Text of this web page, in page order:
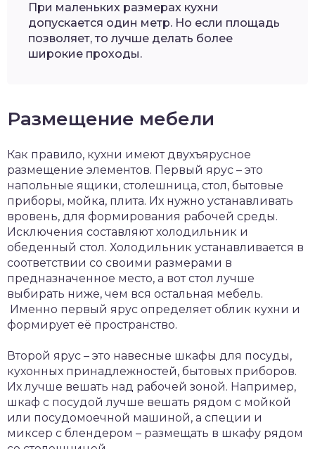
При маленьких размерах кухни
допускается один метр. Но если площадь
позволяет, то лучше делать более
широкие проходы.
Размещение мебели
Как правило, кухни имеют двухъярусное
размещение элементов. Первый ярус – это
напольные ящики, столешница, стол, бытовые
приборы, мойка, плита. Их нужно устанавливать
вровень, для формирования рабочей среды.
Исключения составляют холодильник и
обеденный стол. Холодильник устанавливается в
соответствии со своими размерами в
предназначенное место, а вот стол лучше
выбирать ниже, чем вся остальная мебель.
Именно первый ярус определяет облик кухни и
формирует её пространство.
Второй ярус – это навесные шкафы для посуды,
кухонных принадлежностей, бытовых приборов.
Их лучше вешать над рабочей зоной. Например,
шкаф с посудой лучше вешать рядом с мойкой
или посудомоечной машиной, а специи и
миксер с блендером – размещать в шкафу рядом